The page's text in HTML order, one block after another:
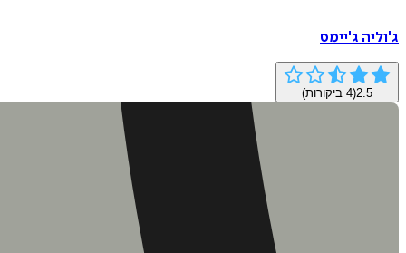
ג'וליה ג'יימס
2.5
(
4 ביקורות)